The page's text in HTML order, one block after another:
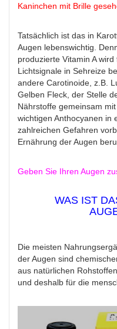
Kaninchen mit Brille
Tatsächlich ist das in
Augen lebenswichtig.
produzierte Vitamin A
Lichtsignale in Sehreize
andere Carotinoide, z.B.
Gelben Fleck, der Stelle
Nährstoffe gemeinsam
wichtigen Anthocyanen in
zahlreichen Gefahren
Ernährung der Augen
Geben Sie Ihren Augen
WAS IST
Die meisten
der Augen sind
aus natürlichen
und deshalb für die